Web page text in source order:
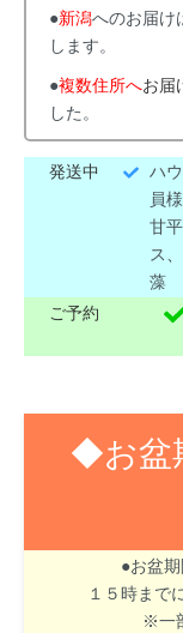
●新潟へのお届け
します。
●複数住所へお届
した。
発送中 ハ
員
甘
ス
藻
ご予約
◆お盆
８月１３日
●お盆期間
１５時まで
※一部の